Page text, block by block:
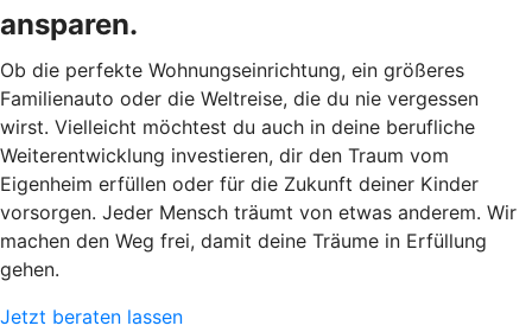
ansparen.
Ob die perfekte Wohnungseinrichtung, ein größeres
Familienauto oder die Weltreise, die du nie vergessen
wirst. Vielleicht möchtest du auch in deine berufliche
Weiterentwicklung investieren, dir den Traum vom
Eigenheim erfüllen oder für die Zukunft deiner Kinder
vorsorgen. Jeder Mensch träumt von etwas anderem. Wir
machen den Weg frei, damit deine Träume in Erfüllung
gehen.
Jetzt beraten lassen